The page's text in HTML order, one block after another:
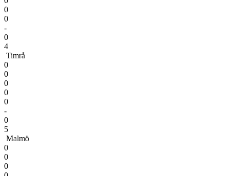
0
0
-
0
4
Timrå
0
0
0
0
0
-
0
5
Malmö
0
0
0